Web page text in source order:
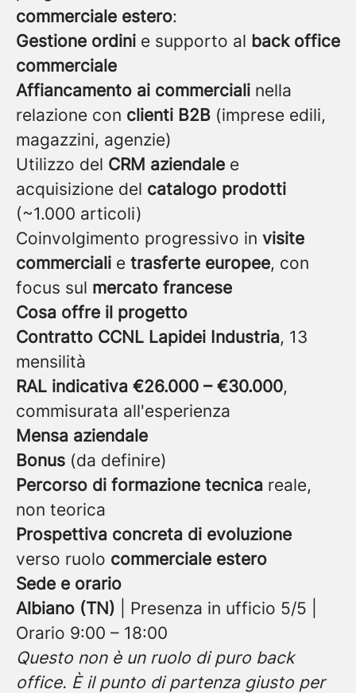
commerciale estero:
Gestione ordini e supporto al back office
commerciale
Affiancamento ai commerciali nella
relazione con clienti B2B (imprese edili,
magazzini, agenzie)
Utilizzo del CRM aziendale e
acquisizione del catalogo prodotti
(~1.000 articoli)
Coinvolgimento progressivo in visite
commerciali e trasferte europee, con
focus sul mercato francese
Cosa offre il progetto
Contratto CCNL Lapidei Industria, 13
mensilità
RAL indicativa €26.000 – €30.000,
commisurata all'esperienza
Mensa aziendale
Bonus (da definire)
Percorso di formazione tecnica reale,
non teorica
Prospettiva concreta di evoluzione
verso ruolo commerciale estero
Sede e orario
Albiano (TN) | Presenza in ufficio 5/5 |
Orario 9:00 – 18:00
Questo non è un ruolo di puro back
office. È il punto di partenza giusto per